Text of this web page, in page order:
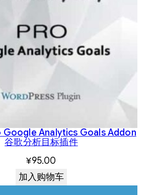
Google Analytics Goals Addon
谷歌分析目标插件
¥95.00
加入购物车